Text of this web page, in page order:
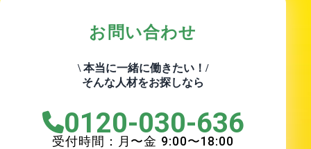
お問い合わせ
\ 本当に一緒に働きたい！/
そんな人材をお探しなら
0120-030-636
受付時間：月〜金 9:00〜18:00